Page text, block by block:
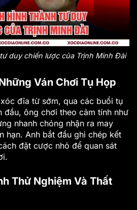
duy chiến lược của Trịnh Minh Đài
Ván Chơi Tụ Họp
đĩa từ sớm, qua các buổi tụ
đầu, ông chơi theo cảm tính như
nhanh chóng nhận ra may
hạn. Anh bắt đầu ghi chép kết
đặt cược nhỏ để quan sát
Thử Nghiệm Và Thất